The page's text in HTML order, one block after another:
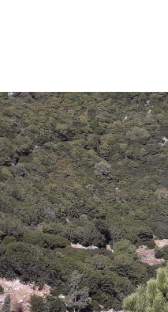
Coghinas